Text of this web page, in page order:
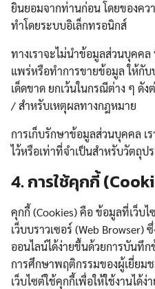
ยินยอมจากท่านก่อน โดยของค
ทำโดยระบบอิเล็กทรอนิกส์
ทางเราจะไม่นำข้อมูลส่วนบุคคล
แพร่หรือทำการขายข้อมูล ให้กับ
เด็ดขาด ยกเว้นในกรณีต่าง ๆ ดั
/ สำหรับเหตุผลทางกฎหมาย
การเก็บรักษาข้อมูลส่วนบุคคล เ
ไว้หรือเท่าที่จำเป็นสำหรับวัตถุป
4. การใช้คุกกี้
คุกกี้ (Cookies) คือ ข้อมูลที่เว็บ
เว็บบราวเซอร์ (Web Browser)
ออนไลน์ได้ง่ายขึ้นด้วยการบันทึก
การศึกษาพฤติกรรมของผู้เยี่ยม
เว็บไซต์ใช้คุกกี้เพื่อให้ใช้งานได้ง่